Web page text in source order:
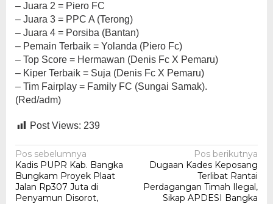
– Juara 2 = Piero FC
– Juara 3 = PPC A (Terong)
– Juara 4 = Porsiba (Bantan)
– Pemain Terbaik = Yolanda (Piero Fc)
– Top Score = Hermawan (Denis Fc X Pemaru)
– Kiper Terbaik = Suja (Denis Fc X Pemaru)
– Tim Fairplay = Family FC (Sungai Samak).
(Red/adm)
Post Views: 239
Navigasi
pos
Pos sebelumnya
Kadis PUPR Kab. Bangka
Bungkam Proyek Plaat
Jalan Rp307 Juta di
Penyamun Disorot,
Pos berikutnya
Dugaan Kades Keposang
Terlibat Rantai
Perdagangan Timah Ilegal,
Sikap APDESI Bangka